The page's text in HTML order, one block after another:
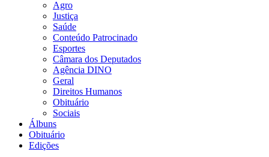
Agro
Justiça
Saúde
Conteúdo Patrocinado
Esportes
Câmara dos Deputados
Agência DINO
Geral
Direitos Humanos
Obituário
Sociais
Álbuns
Obituário
Edições